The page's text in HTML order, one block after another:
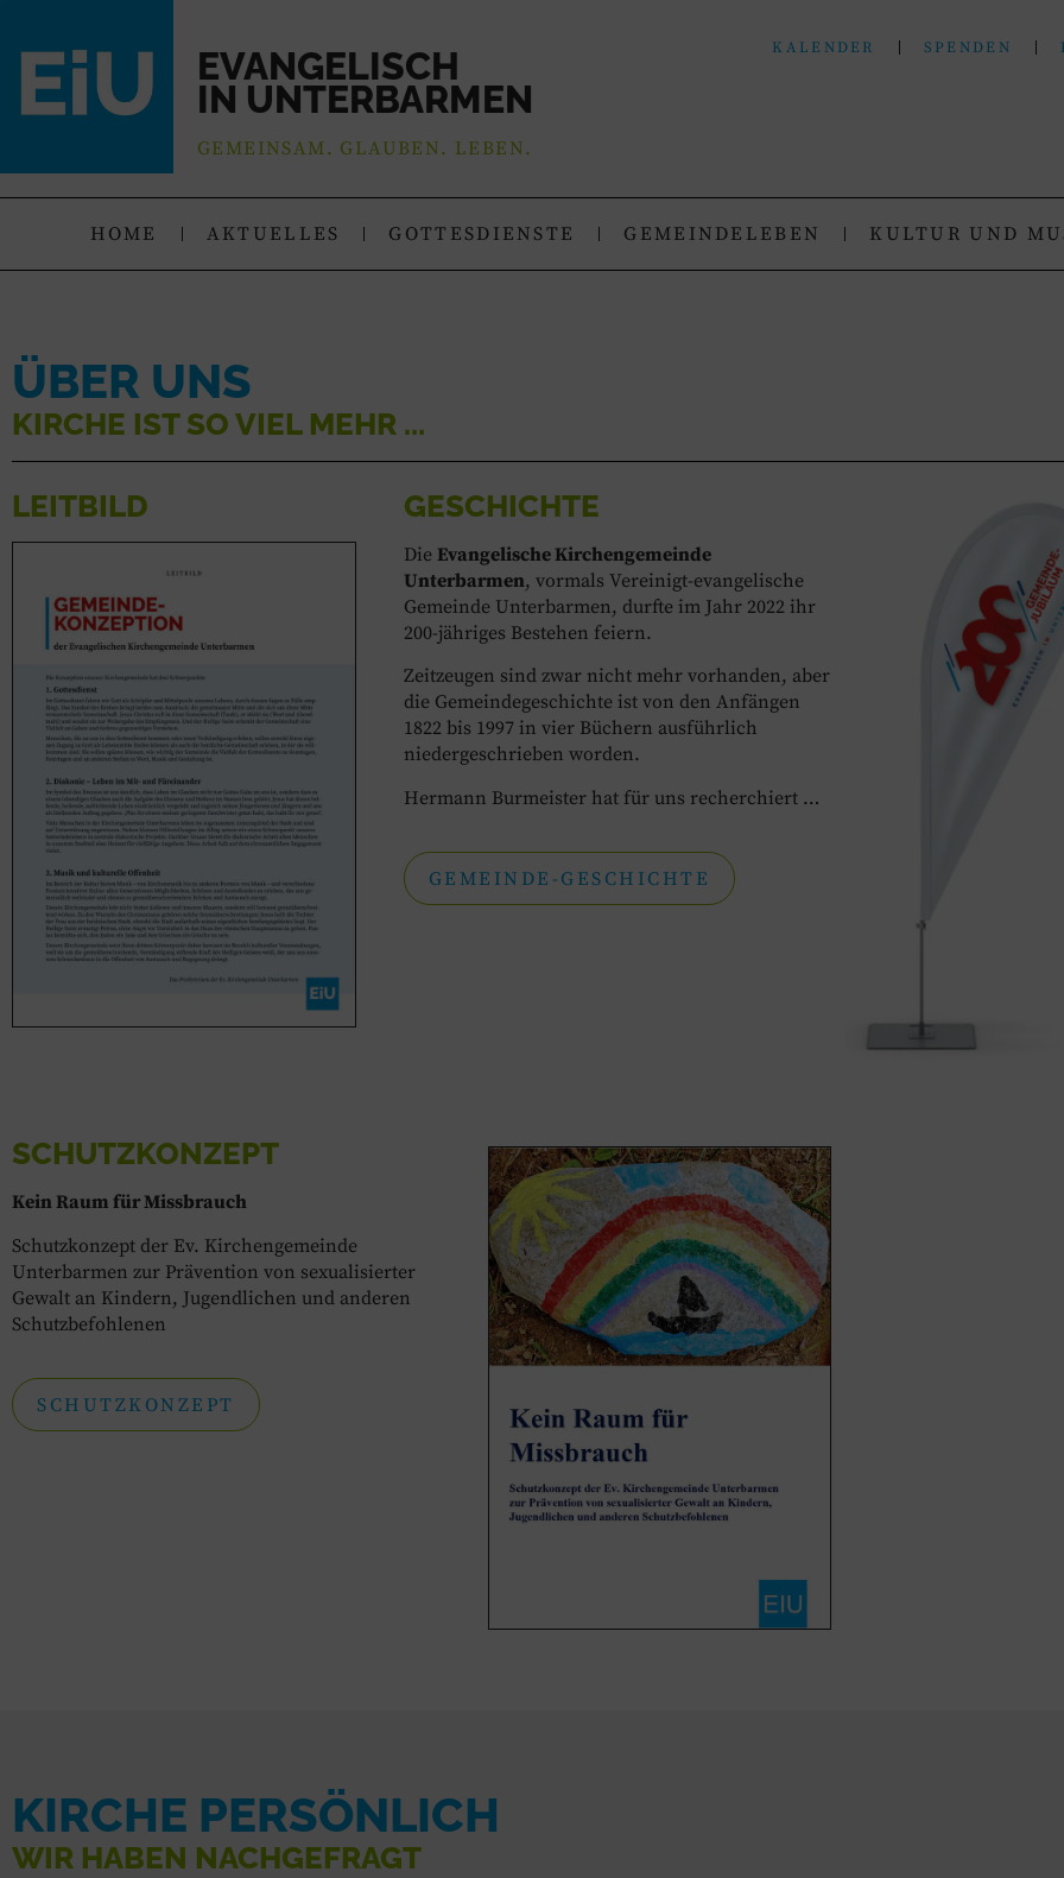
EVANGELISCH
IN UNTERBARMEN
GEMEINSAM. GLAUBEN. LEBEN.
KALENDER SPENDEN
HOME AKTUELLES GOTTESDIENSTE GEMEINDELEBEN KULTUR UND
ÜBER UNS
KIRCHE IST SO VIEL MEHR ...
LEITBILD GESCHICHTE
Die Evangelische Kirchengemeinde
Unterbarmen, vormals Vereinigt-evangelische
Gemeinde Unterbarmen, durfte im Jahr 2022 ihr
200-jähriges Bestehen feiern.
Zeitzeugen sind zwar nicht mehr vorhanden, aber
die Gemeindegeschichte ist von den Anfängen
1822 bis 1997 in vier Büchern ausführlich
niedergeschrieben worden.
Hermann Burmeister hat für uns recherchiert …
GEMEINDE-GESCHICHTE
SCHUTZKONZEPT
Kein Raum für Missbrauch
Schutzkonzept der Ev. Kirchengemeinde
Unterbarmen zur Prävention von sexualisierter
Gewalt an Kindern, Jugendlichen und anderen
Schutzbefohlenen
SCHUTZKONZEPT
KIRCHE PERSÖNLICH
WIR HABEN NACHGEFRAGT